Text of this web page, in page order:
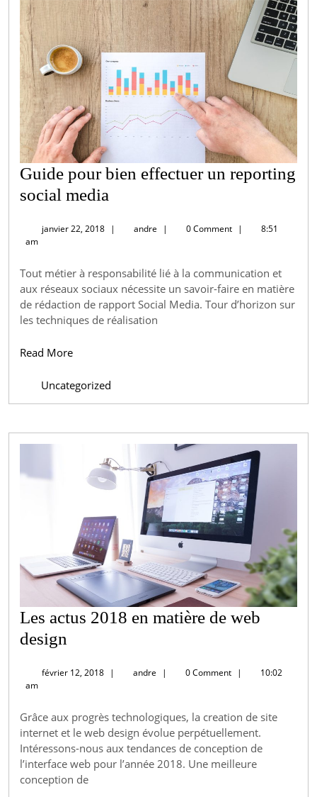
Guide pour bien effectuer un reporting
social media
bien
un
reporting
social
janvier 22, 2018janvier
| andre andre
| 0 Comment |
8:51
am
Tout métier à responsabilité lié à la communication et
aux réseaux sociaux nécessite un savoir-faire en matière
de rédaction de rapport Social Media. Tour d’horizon sur
les techniques de réalisation
Read MoreRead
Uncategorized
Les actus 2018 en matière de web
design
2018
matière
de
web
design
février 12, 2018février
| andre andre
| 0 Comment |
10:02
am
Grâce aux progrès technologiques, la creation de site
internet et le web design évolue perpétuellement.
Intéressons-nous aux tendances de conception de
l’interface web pour l’année 2018. Une meilleure
conception de